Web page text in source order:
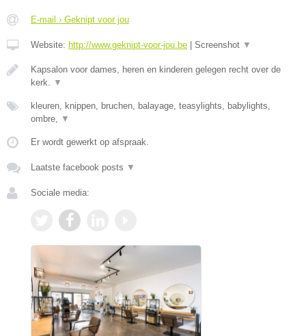
E-mail › Geknipt voor jou
Website: http://www.geknipt-voor-jou.be Screenshot ▼
Kapsalon voor dames, heren en kinderen gelegen recht over de
kerk. ▼
kleuren, knippen, bruchen, balayage, teasylights, babylights,
ombre, ▼
Er wordt gewerkt op afspraak.
Laatste facebook posts ▼
Sociale media: